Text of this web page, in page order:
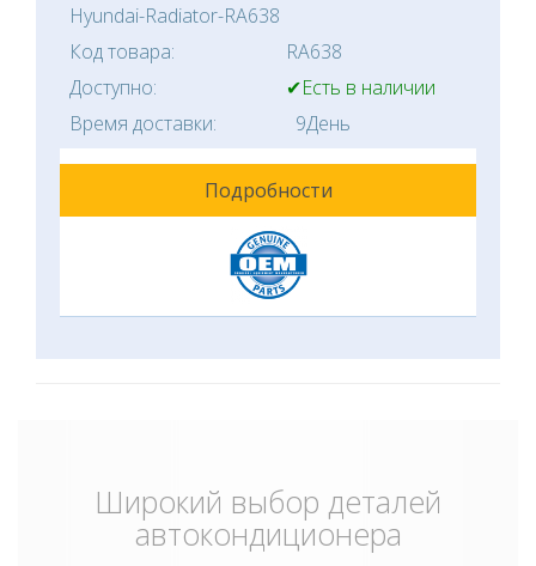
Hyundai-Radiator-RA638
Код товара:
RA638
Доступно:
✔Есть в наличии
Время доставки:
9День
Подробности
Широкий выбор деталей
автокондиционера